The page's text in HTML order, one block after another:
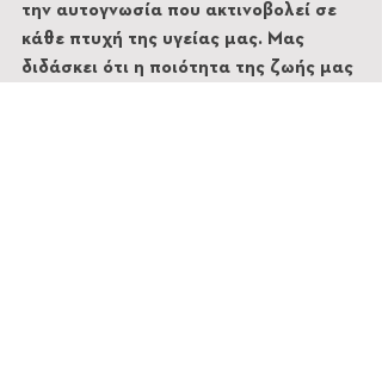
την αυτογνωσία που ακτινοβολεί σε
κάθε πτυχή της υγείας μας. Μας
διδάσκει ότι η ποιότητα της ζωής μας